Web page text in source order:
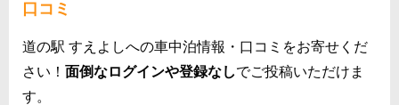
口コミ
道の駅 すえよしへの車中泊情報・口コミをお寄せくだ
さい！ 面倒なログインや登録なしでご投稿いただけま
す。